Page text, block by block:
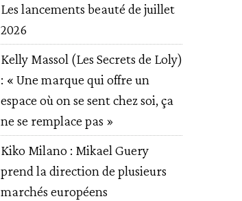
Les lancements beauté de juillet
2026
Kelly Massol (Les Secrets de Loly)
: « Une marque qui offre un
espace où on se sent chez soi, ça
ne se remplace pas »
Kiko Milano : Mikael Guery
prend la direction de plusieurs
marchés européens